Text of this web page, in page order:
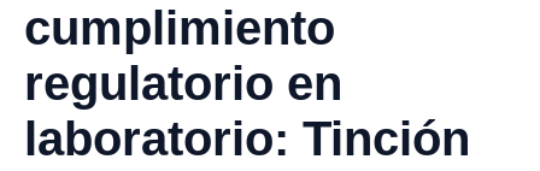
cumplimiento
regulatorio en
laboratorio: Tinción